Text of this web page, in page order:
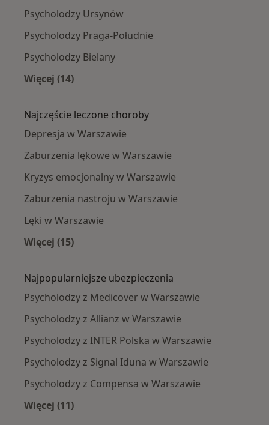
Psycholodzy Ursynów
Psycholodzy Praga-Południe
Psycholodzy Bielany
Więcej (14)
Najczęście leczone choroby
Depresja w Warszawie
Zaburzenia lękowe w Warszawie
Kryzys emocjonalny w Warszawie
Zaburzenia nastroju w Warszawie
Lęki w Warszawie
Więcej (15)
Najpopularniejsze ubezpieczenia
Psycholodzy z Medicover w Warszawie
Psycholodzy z Allianz w Warszawie
Psycholodzy z INTER Polska w Warszawie
Psycholodzy z Signal Iduna w Warszawie
Psycholodzy z Compensa w Warszawie
Więcej (11)